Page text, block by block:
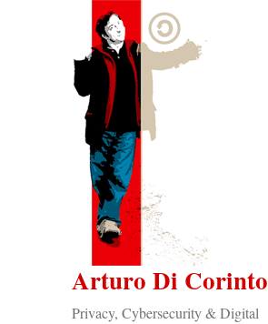
Arturo Di Corinto
Privacy, Cybersecurity & Digital